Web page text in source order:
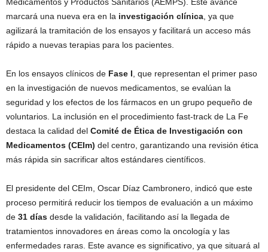
marcará una nueva era en la investigación clínica , ya que
agilizará la tramitación de los ensayos y facilitará un acceso más
rápido a nuevas terapias para los pacientes.
En los ensayos clínicos de Fase I , que representan el primer paso
en la investigación de nuevos medicamentos, se evalúan la
seguridad y los efectos de los fármacos en un grupo pequeño de
voluntarios. La inclusión en el procedimiento fast-track de La Fe
destaca la calidad del Comité de Ética de Investigación con
Medicamentos (CEIm) del centro, garantizando una revisión ética
más rápida sin sacrificar altos estándares científicos.
El presidente del CEIm, Oscar Díaz Cambronero, indicó que este
proceso permitirá reducir los tiempos de evaluación a un máximo
de 31 días desde la validación, facilitando así la llegada de
tratamientos innovadores en áreas como la oncología y las
enfermedades raras. Este avance es significativo, ya que situará al